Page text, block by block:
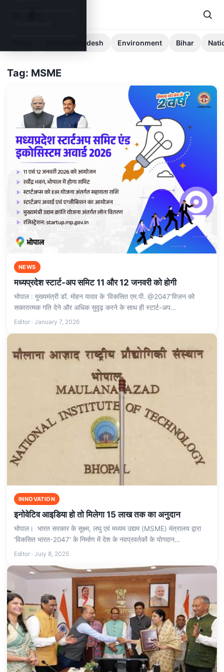
Madhya Pradesh Environment Bihar
Tag: MSME
NEWS
मध्यप्रदेश स्टार्ट-अप समिट 11 और 12 जनवरी को होगी
भोपाल : मुख्यमंत्री डॉ. मोहन यादव के ‘विकसित एम.पी. @2047’विज़न को
सकारात्मक गति देने और अधिक सुदृढ़ करने के साथ ही स्टार्ट-अप…
Editor · January 7, 2026
INNOVATION
इनोवेटिव आइडिया हो तो मिलेगा 15 लाख तक का अनुदान
भोपाल। भारत सरकार के सूक्ष्म, लघु एवं मध्यम उद्यम (MSME) मंत्रालय द्वारा
‘विकसित भारत-2047’ के निर्माण में देश के नवप्रवर्तकों के योगदान…
Editor · July 8, 2025